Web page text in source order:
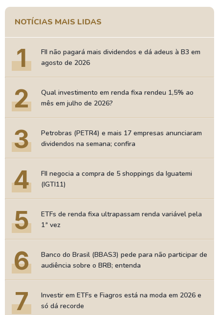
NOTÍCIAS MAIS LIDAS
1
FII não pagará mais dividendos e dá adeus à B3 em
agosto de 2026
2
Qual investimento em renda fixa rendeu 1,5% ao
mês em julho de 2026?
3
Petrobras (PETR4) e mais 17 empresas anunciaram
dividendos na semana; confira
4
FII negocia a compra de 5 shoppings da Iguatemi
(IGTI11)
5
ETFs de renda fixa ultrapassam renda variável pela
1ª vez
6
Banco do Brasil (BBAS3) pede para não participar de
audiência sobre o BRB; entenda
7
Investir em ETFs e Fiagros está na moda em 2026 e
só dá recorde